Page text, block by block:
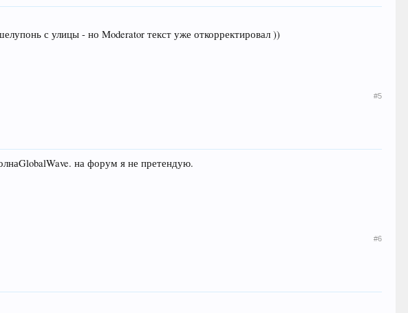
с улицы - но Moderator текст уже откорректировал ))
#5
на форум я не претендую.
#6